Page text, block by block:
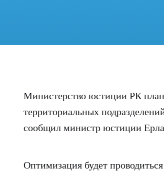
Министерство юстиции РК
территориальных
сообщил министр юстиции
Оптимизация будет